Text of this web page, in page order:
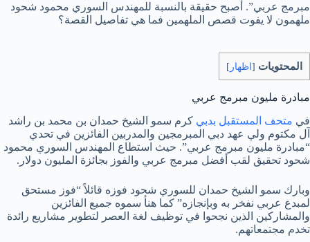
مبرمج عربي”. أصبح حقيقة بالنسبة للمهندس السوري محمود شحود
ملهمون لا يفوت قصص الملهمين فما هي تفاصيل القصة؟
المحتويات [ اظهار ]
مبادرة مليون مبرمج عربي
في متحف المستقبل بدبي كرم سمو الشيخ حمدان بن محمد بن راشد
آل مكتوم ولي عهد دبي المبرمجين والمدربين الفائزين في تحدي
“مبادرة مليون مبرمج عربي”. حيث استطاع المهندس السوري محمود
شحود تحقيق لقب أفضل مبرمج عربي والفوز بجائزة المليون دولار.
وبارك سمو الشيخ حمدان للسوري شحود فوزه قائلاً “فوز مستحق
لمبدع عربي نفخر به وبإنجازه” كما هنأ سموه جميع الفائزين
والمشاركين الذين نجحوا في توظيف لغة العصر لتطوير مشاريع رائدة
تخدم مجتمعاتهم.